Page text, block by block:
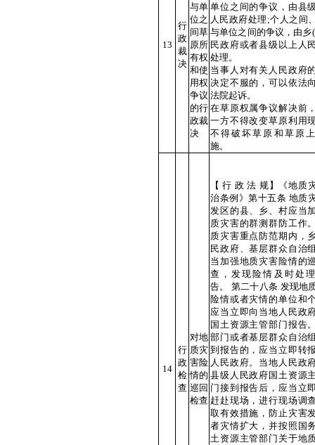
13
行
政
裁
决
与单
位之
间草
原所
有权
和使
用权
争议
的行
政裁
决
单位之间的争议，由县
人民政府处理;个人之间
与单位之间的争议，由乡
民政府或者县级以上人
处理。
当事人对有关人民政府
决定不服的，可以依法
法院起诉。
在草原权属争议解决前
一方不得改变草原利用
不得破坏草原和草原
施。
14
行
政
检
查
对地
质灾
害险
情的
巡回
检查
【 行 政 法 规】《地质
治条例》第十五条 地质
发区的县、乡、村应当
质灾害的群测群防工作
质灾害重点防范期内，
民政府、基层群众自治
当加强地质灾害险情的
查，发现险情及时处
告。 第二十八条 发现地
险情或者灾情的单位和
应当立即向当地人民政
国土资源主管部门报告
部门或者基层群众自治
到报告的，应当立即转
人民政府。当地人民政
县级人民政府国土资源
门接到报告后，应当立
赶赴现场，进行现场调
取有效措施，防止灾害
者灾情扩大，并按照国
土资源主管部门关于地